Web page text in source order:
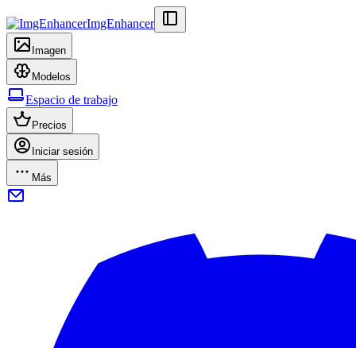
ImgEnhancer
Imagen
Modelos
Espacio de trabajo
Precios
Iniciar sesión
Más